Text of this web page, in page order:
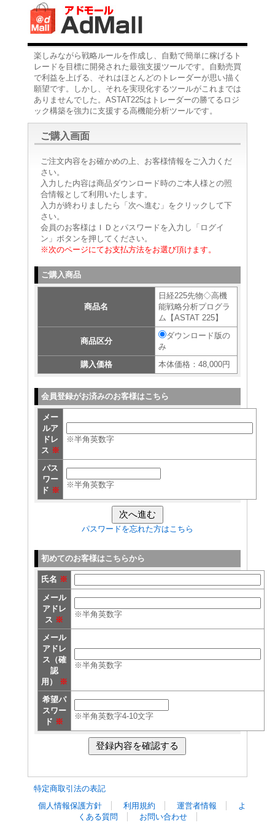
楽しみながら戦略ルールを作成し、自動で簡単に稼げるト
レードを目標に開発された最強支援ツールです。自動売買
で利益を上げる、それはほとんどのトレーダーが思い描く
願望です。しかし、それを実現化するツールがこれまでは
ありませんでした。ASTAT225はトレーダーの勝てるロジ
ック構築を強力に支援する高機能分析ツールです。
ご購入画面
ご注文内容をお確かめの上、お客様情報をご入力くだ
さい。
入力した内容は商品ダウンロード時のご本人様との照
合情報として利用いたします。
入力が終わりましたら「次へ進む」をクリックして下
さい。
会員のお客様はＩＤとパスワードを入力し「ログイ
ン」ボタンを押してください。
※次のページにてお支払方法をお選び頂けます。
ご購入商品
商品名
日経225先物◇高機
能戦略分析プログラ
ム【ASTAT 225】
商品区分
ダウンロード版の
み
購入価格
本体価格：48,000円
会員登録がお済みのお客様はこちら
メー
ルア
ドレ
ス ※
※半角英数字
パス
ワー
ド ※
※半角英数字
パスワードを忘れた方はこちら
初めてのお客様はこちらから
氏名 ※
メール
アドレ
ス ※
※半角英数字
メール
アドレ
ス（確
認
用）
※
※半角英数字
希望パ
スワー
ド ※
※半角英数字4-10文字
特定商取引法の表記
個人情報保護方針
利用規約 運営者情報
よ
くある質問
お問い合わせ